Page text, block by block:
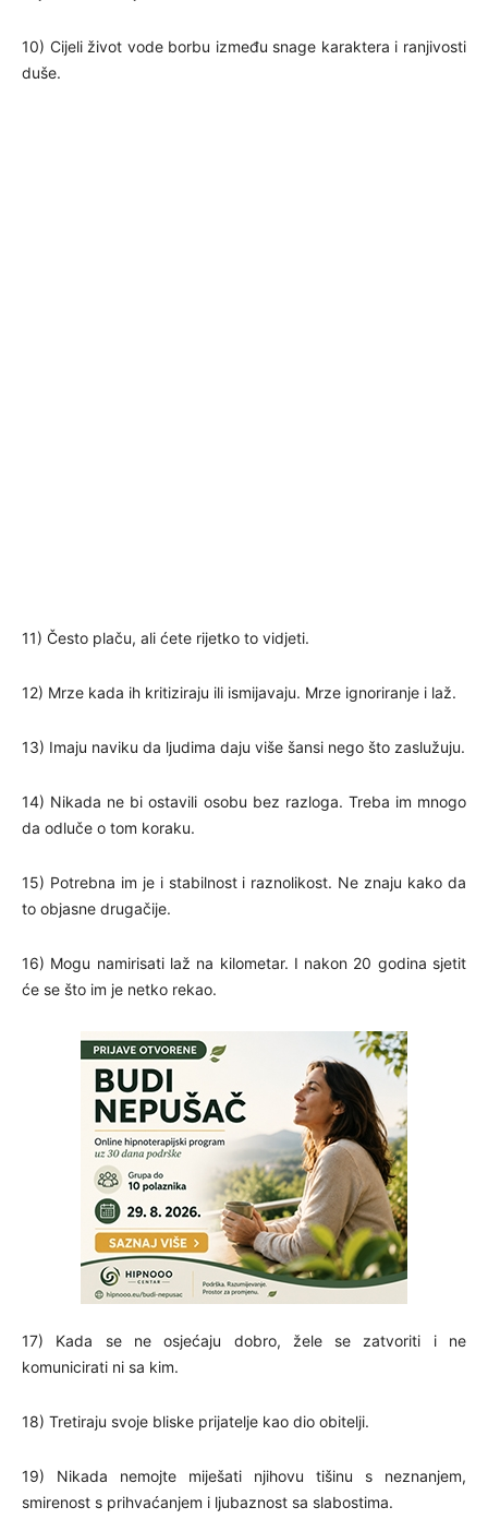
10) Cijeli život vode borbu između snage karaktera i ranjivosti
duše.
11) Često plaču, ali ćete rijetko to vidjeti.
12) Mrze kada ih kritiziraju ili ismijavaju. Mrze ignoriranje i laž.
13) Imaju naviku da ljudima daju više šansi nego što zaslužuju.
14) Nikada ne bi ostavili osobu bez razloga. Treba im mnogo
da odluče o tom koraku.
15) Potrebna im je i stabilnost i raznolikost. Ne znaju kako da
to objasne drugačije.
16) Mogu namirisati laž na kilometar. I nakon 20 godina sjetit
će se što im je netko rekao.
17) Kada se ne osjećaju dobro, žele se zatvoriti i ne
komunicirati ni sa kim.
18) Tretiraju svoje bliske prijatelje kao dio obitelji.
19) Nikada nemojte miješati njihovu tišinu s neznanjem,
smirenost s prihvaćanjem i ljubaznost sa slabostima.